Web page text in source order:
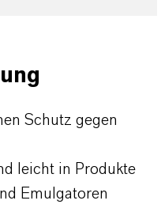
Schutz gegen
leicht in Produkte
Emulgatoren